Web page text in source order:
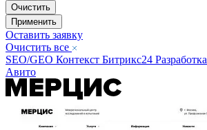
Очистить
Применить
Оставить заявку
Очистить все
SEO/GEO Контекст Битрикс24 Разработка
Авито